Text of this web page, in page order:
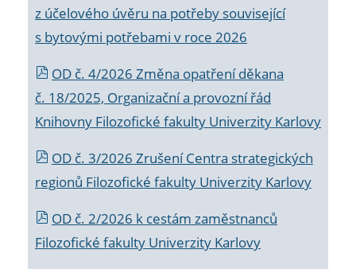
z účelového úvěru na potřeby související
s bytovými potřebami v roce 2026
OD č. 4/2026 Změna opatření děkana
č. 18/2025, Organizační a provozní řád
Knihovny Filozofické fakulty Univerzity Karlovy
OD č. 3/2026 Zrušení Centra strategických
regionů Filozofické fakulty Univerzity Karlovy
OD č. 2/2026 k cestám zaměstnanců
Filozofické fakulty Univerzity Karlovy